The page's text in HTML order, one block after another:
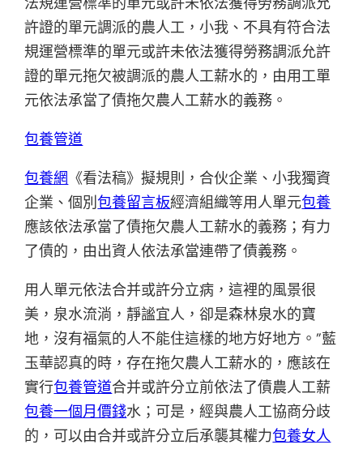
許證的單元調派的農人工，小我、不具有符合法
規運營標準的單元或許未依法獲得勞務調派允許
證的單元拖欠被調派的農人工薪水的，由用工單
元依法承當了債拖欠農人工薪水的義務。
包養管道
包養網 《看法稿》擬規則，合伙企業、小我獨資
企業、個別包養留言板經濟組織等用人單元包養
應該依法承當了債拖欠農人工薪水的義務；有力
了債的，由出資人依法承當連帶了債義務。
用人單元依法合并或許分立病，這裡的風景很
美，泉水流淌，靜謐宜人，卻是森林泉水的寶
地，沒有福氣的人不能住這樣的地方好地方。”藍
玉華認真的時，存在拖欠農人工薪水的，應該在
實行包養管道合并或許分立前依法了債農人工薪
包養一個月價錢水；可是，經與農人工協商分歧
的，可以由合并或許分立后承襲其權力包養女人